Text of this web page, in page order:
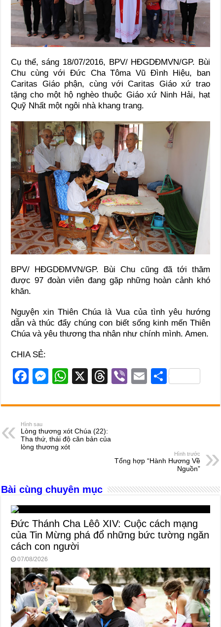
Cụ thể, sáng 18/07/2016, BPV/ HĐGDĐMVN/GP. Bùi
Chu cùng với Đức Cha Tôma Vũ Đình Hiệu, ban
Caritas Giáo phận, cùng với Caritas Giáo xứ trao
tặng cho một hộ nghèo thuộc Giáo xứ Ninh Hải, hạt
Quỹ Nhất một ngôi nhà khang trang.
BPV/ HĐGDĐMVN/GP. Bùi Chu cũng đã tới thăm
được 97 đoàn viên đang gặp những hoàn cảnh khó
khăn.
Nguyện xin Thiên Chúa là Vua của tình yêu hướng
dẫn và thúc đẩy chúng con biết sống kinh mến Thiên
Chúa và yêu thương tha nhân như chính mình. Amen.
CHIA SẺ:
F
c
e
b
o
k
M
ss
n
g
W
at
A
p
X
T
e
d
s
Vi
er
E
ail
S
ar
Hình sau
Lòng thương xót Chúa (22):
Tha thứ, thái độ căn bản của
lòng thương xót
Hình trước
Tổng hợp “Hành Hương Về
Nguồn”
Bài cùng chuyên mục
Đức Thánh Cha Lêô XIV: Cuộc cách mạng
của Tin Mừng phá đổ những bức tường ngăn
cách con người
07/08/2026